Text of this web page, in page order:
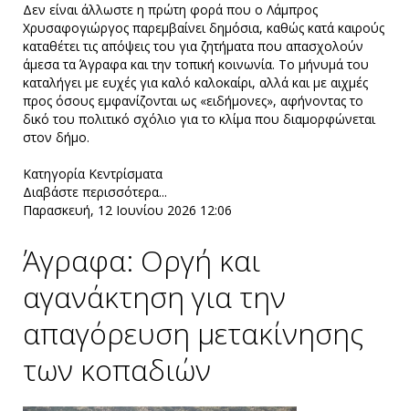
Δεν είναι άλλωστε η πρώτη φορά που ο Λάμπρος
Χρυσαφογιώργος παρεμβαίνει δημόσια, καθώς κατά καιρούς
καταθέτει τις απόψεις του για ζητήματα που απασχολούν
άμεσα τα Άγραφα και την τοπική κοινωνία. Το μήνυμά του
καταλήγει με ευχές για καλό καλοκαίρι, αλλά και με αιχμές
προς όσους εμφανίζονται ως «ειδήμονες», αφήνοντας το
δικό του πολιτικό σχόλιο για το κλίμα που διαμορφώνεται
στον δήμο.
Κατηγορία Κεντρίσματα
Διαβάστε περισσότερα...
Παρασκευή, 12 Ιουνίου 2026 12:06
Άγραφα: Οργή και
αγανάκτηση για την
απαγόρευση μετακίνησης
των κοπαδιών